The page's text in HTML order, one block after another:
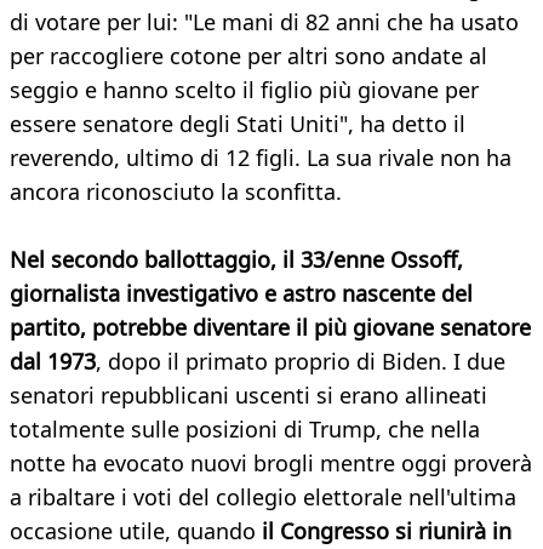
di votare per lui: "Le mani di 82 anni che ha usato
per raccogliere cotone per altri sono andate al
seggio e hanno scelto il figlio più giovane per
essere senatore degli Stati Uniti", ha detto il
reverendo, ultimo di 12 figli. La sua rivale non ha
ancora riconosciuto la sconfitta.
Nel secondo ballottaggio, il 33/enne Ossoff,
giornalista investigativo e astro nascente del
partito, potrebbe diventare il più giovane senatore
dal 1973, dopo il primato proprio di Biden. I due
senatori repubblicani uscenti si erano allineati
totalmente sulle posizioni di Trump, che nella
notte ha evocato nuovi brogli mentre oggi proverà
a ribaltare i voti del collegio elettorale nell'ultima
occasione utile, quando il Congresso si riunirà in